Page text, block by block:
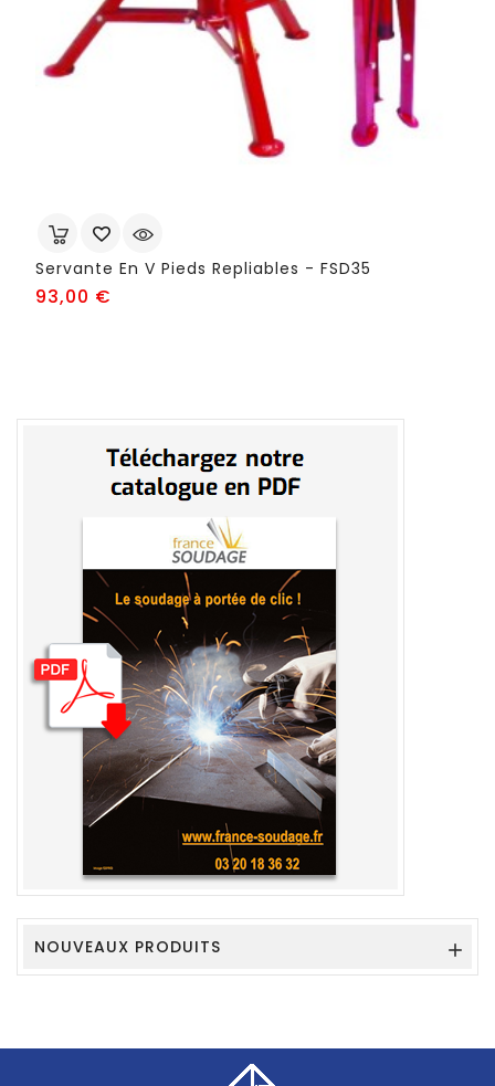
Servante En V Pieds Repliables - FSD35
93,00 €
NOUVEAUX PRODUITS 